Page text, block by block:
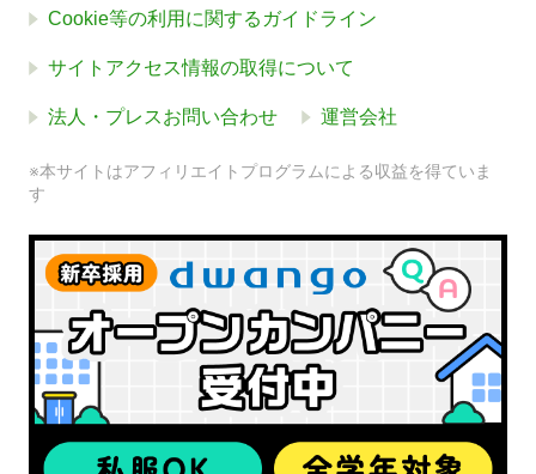
Cookie等の利用に関するガイドライン
サイトアクセス情報の取得について
法人・プレスお問い合わせ 運営会社
※本サイトはアフィリエイトプログラムによる収益を得ていま
す